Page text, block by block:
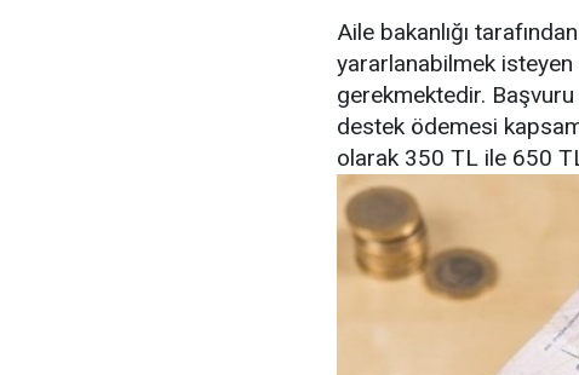
Aile bakanlığı
yararlanabilmek isteyen
gerekmektedir. Başvuru
destek ödemesi
olarak 350 TL ile 650